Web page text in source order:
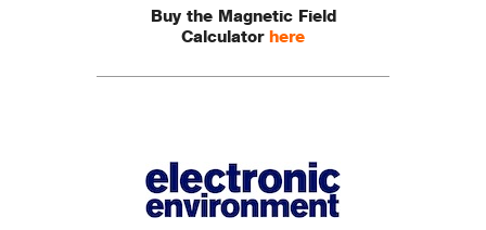
Buy the Magnetic Field
Calculator here